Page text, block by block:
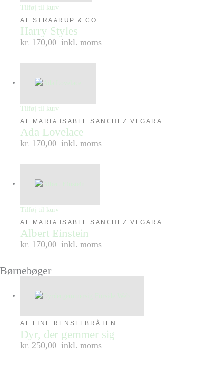
Tilføj til kurv
AF STRAARUP & CO
Harry Styles
kr. 170,00 inkl. moms
Tilføj til kurv
AF MARIA ISABEL SANCHEZ VEGARA
Ada Lovelace
kr. 170,00 inkl. moms
Tilføj til kurv
AF MARIA ISABEL SANCHEZ VEGARA
Albert Einstein
kr. 170,00 inkl. moms
Børnebøger
AF LINE RENSLEBRÅTEN
Dyr, der gemmer sig
kr. 250,00 inkl. moms